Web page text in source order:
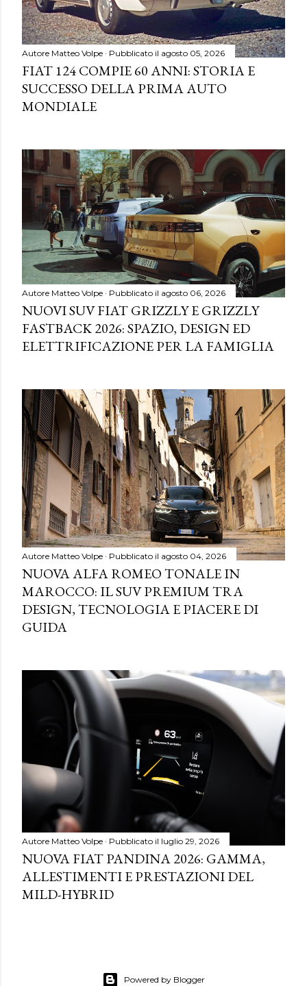
Autore Matteo Volpe Pubblicato il agosto 05, 2026
FIAT 124 COMPIE 60 ANNI: STORIA E
SUCCESSO DELLA PRIMA AUTO
MONDIALE
Autore Matteo Volpe Pubblicato il agosto 06, 2026
NUOVI SUV FIAT GRIZZLY E GRIZZLY
FASTBACK 2026: SPAZIO, DESIGN ED
ELETTRIFICAZIONE PER LA FAMIGLIA
Autore Matteo Volpe Pubblicato il agosto 04, 2026
NUOVA ALFA ROMEO TONALE IN
MAROCCO: IL SUV PREMIUM TRA
DESIGN, TECNOLOGIA E PIACERE DI
GUIDA
Autore Matteo Volpe Pubblicato il luglio 29, 2026
NUOVA FIAT PANDINA 2026: GAMMA,
ALLESTIMENTI E PRESTAZIONI DEL
MILD-HYBRID
Powered by Blogger